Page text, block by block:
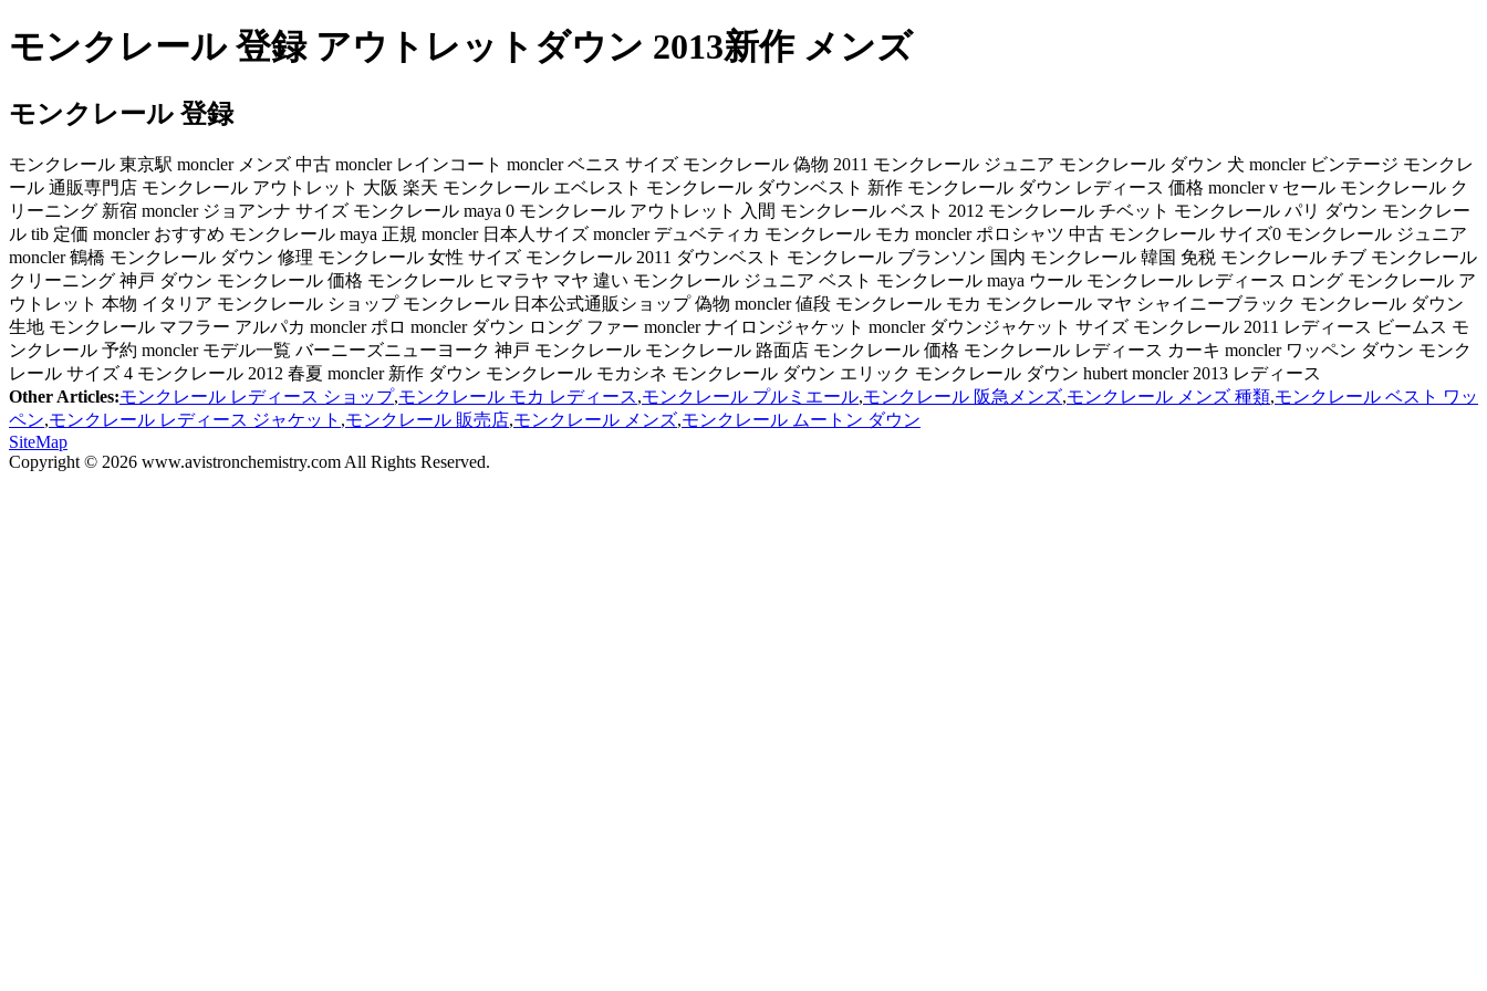
モンクレール 登録 アウトレットダウン 2013新作 メンズ
モンクレール 登録
モンクレール 東京駅 moncler メンズ 中古 moncler レインコート moncler ベニス サイズ モンクレール 偽物 2011 モンクレール ジュニア モンクレール ダウン 犬 moncler ビンテージ モンクレ
ール 通販専門店 モンクレール アウトレット 大阪 楽天 モンクレール エベレスト モンクレール ダウンベスト 新作 モンクレール ダウン レディース 価格 moncler v セール モンクレール ク
リーニング 新宿 moncler ジョアンナ サイズ モンクレール maya 0 モンクレール アウトレット 入間 モンクレール ベスト 2012 モンクレール チベット モンクレール パリ ダウン モンクレー
ル tib 定価 moncler おすすめ モンクレール maya 正規 moncler 日本人サイズ moncler デュベティカ モンクレール モカ moncler ポロシャツ 中古 モンクレール サイズ0 モンクレール ジュニア
moncler 鶴橋 モンクレール ダウン 修理 モンクレール 女性 サイズ モンクレール 2011 ダウンベスト モンクレール ブランソン 国内 モンクレール 韓国 免税 モンクレール チブ モンクレール
クリーニング 神戸 ダウン モンクレール 価格 モンクレール ヒマラヤ マヤ 違い モンクレール ジュニア ベスト モンクレール maya ウール モンクレール レディース ロング モンクレール ア
ウトレット 本物 イタリア モンクレール ショップ モンクレール 日本公式通販ショップ 偽物 moncler 値段 モンクレール モカ モンクレール マヤ シャイニーブラック モンクレール ダウン
生地 モンクレール マフラー アルパカ moncler ポロ moncler ダウン ロング ファー moncler ナイロンジャケット moncler ダウンジャケット サイズ モンクレール 2011 レディース ビームス モ
ンクレール 予約 moncler モデル一覧 バーニーズニューヨーク 神戸 モンクレール モンクレール 路面店 モンクレール 価格 モンクレール レディース カーキ moncler ワッペン ダウン モンク
レール サイズ 4 モンクレール 2012 春夏 moncler 新作 ダウン モンクレール モカシネ モンクレール ダウン エリック モンクレール ダウン hubert moncler 2013 レディース
Other Articles:モンクレール レディース ショップ,モンクレール モカ レディース,モンクレール プルミエール,モンクレール 阪急メンズ,モンクレール メンズ 種類,モンクレール ベスト ワッ
ペン,モンクレール レディース ジャケット ,モンクレール 販売店,モンクレール メンズ,モンクレール ムートン ダウン
SiteMap
Copyright © 2026 www.avistronchemistry.com All Rights Reserved.